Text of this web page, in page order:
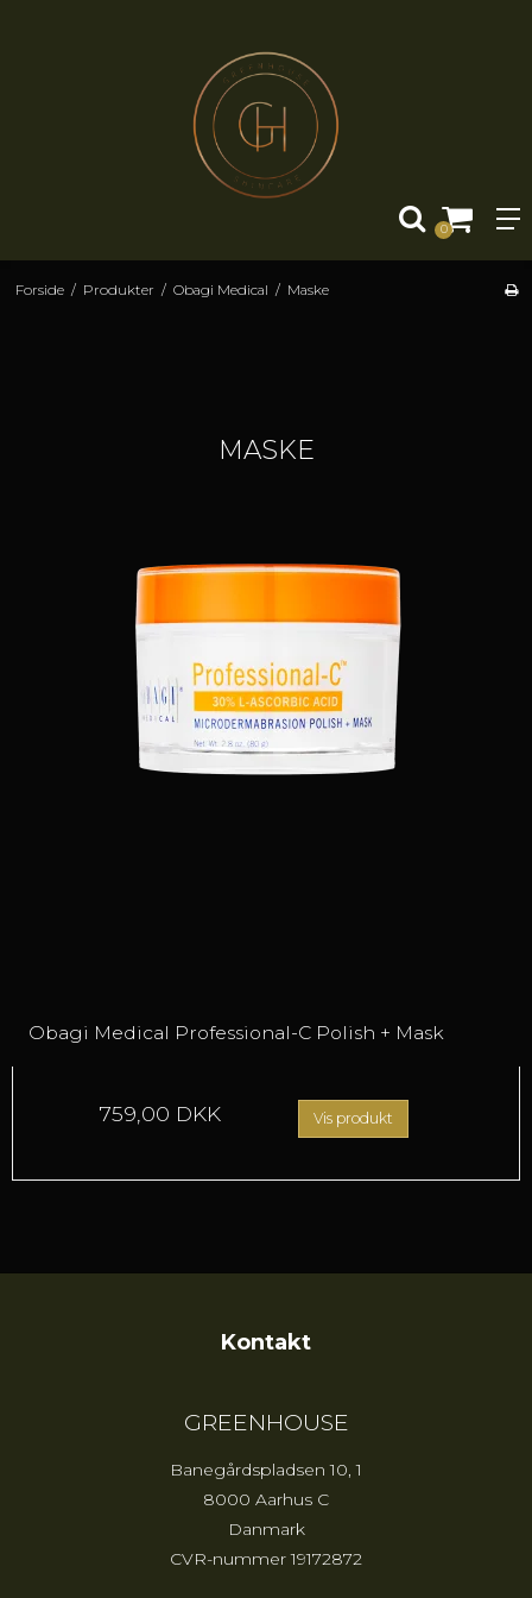
0
Forside / Produkter / Obagi Medical / Maske
MASKE
Obagi Medical Professional-C Polish + Mask
759,00 DKK Vis produkt
Kontakt
GREENHOUSE
Banegårdspladsen 10, 1
8000 Aarhus C
Danmark
CVR-nummer19172872